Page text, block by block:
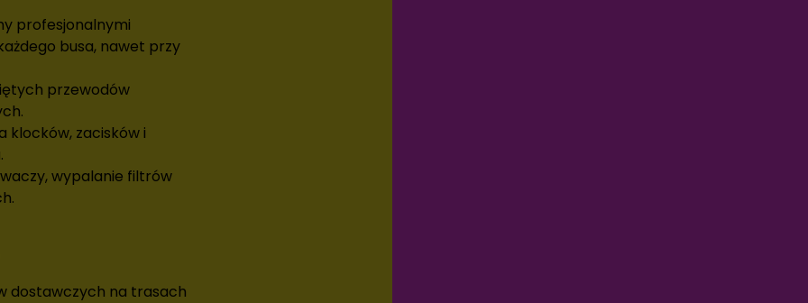
profesjonalnymi
busa, nawet przy
przewodów
klocków, zacisków i
wypalanie filtrów
dostawczych na trasach